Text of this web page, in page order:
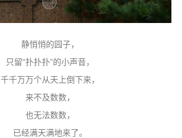
静悄悄的园子，
只留“扑扑扑”的小声音，
千千万万个从天上倒下来，
来不及数数，
也无法数数，
已经满天满地来了。